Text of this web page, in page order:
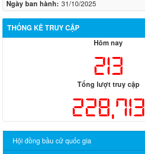
Ngày ban hành: 31/10/2025
THỐNG KÊ TRUY CẬP
Hôm nay
213
Tổng lượt truy cập
228,713
Hội đồng bầu cử quốc gia